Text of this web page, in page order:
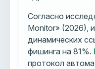
Согласно
Monitor» (2026),
динамических
фишинга на 81%.
протокол